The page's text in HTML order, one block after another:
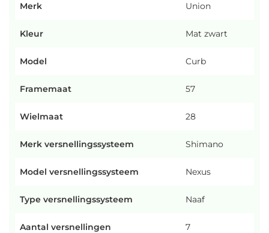
Merk Union
Kleur Mat zwart
Model Curb
Framemaat 57
Wielmaat 28
Merk versnellingssysteem Shimano
Model versnellingssysteem Nexus
Type versnellingssysteem Naaf
Aantal versnellingen 7